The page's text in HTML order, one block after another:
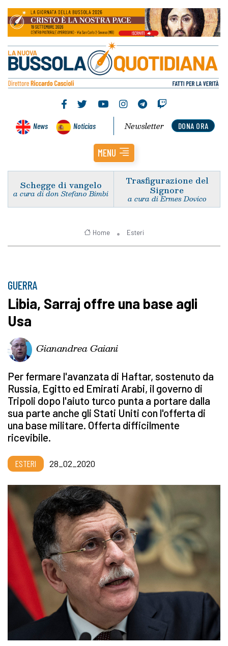
News Noticias DONA ORA
Newsletter
MENU
Schegge di vangelo
a cura di don Stefano Bimbi
Trasfigurazione del
Signore
a cura di Ermes Dovico
Home Esteri
GUERRA
Libia, Sarraj offre una base agli
Usa
Gianandrea Gaiani
Per fermare l'avanzata di Haftar, sostenuto da
Russia, Egitto ed Emirati Arabi, il governo di
Tripoli dopo l'aiuto turco punta a portare dalla
sua parte anche gli Stati Uniti con l'offerta di
una base militare. Offerta difficilmente
ricevibile.
ESTERI 28_02_2020